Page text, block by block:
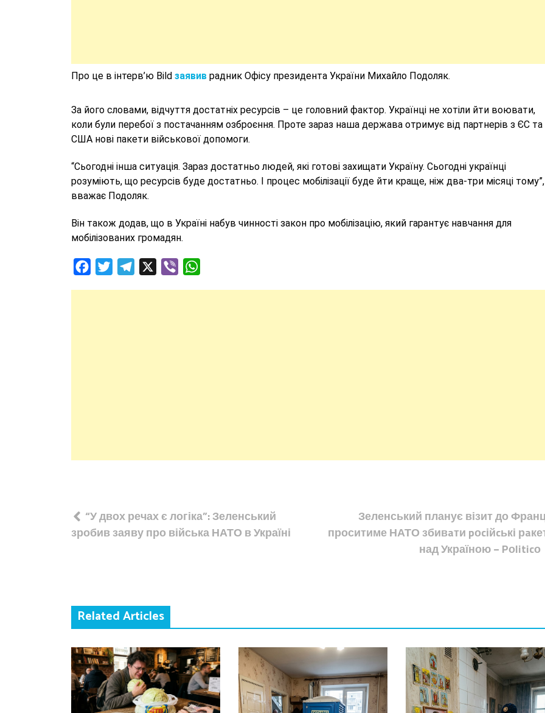
Про це в інтерв’ю Bild заявив радник Офісу президента України Михайло Подоляк.
За його словами, відчуття достатніх ресурсів – це головний фактор. Українці не хотіли йти воювати,
коли були перебої з постачанням озброєння. Проте зараз наша держава отримує від партнерів з ЄС та
США нові пакети військової допомоги.
“Сьогодні інша ситуація. Зараз достатньо людей, які готові захищати Україну. Сьогодні українці
розуміють, що ресурсів буде достатньо. І процес мобілізації буде йти краще, ніж два-три місяці
вважає Подоляк.
Він також додав, що в Україні набув чинності закон про мобілізацію, який гарантує навчання для
мобілізованих громадян.
FacebookTwitterTelegram Viber
Навігація
записів
“У двох речах є логіка”: Зеленський
зробив заяву про війська НАТО в Україні
Зеленський планує візит до
проситиме НАТО збивaти pоcійcькі
над Україною − Pоliticо
Related Articles